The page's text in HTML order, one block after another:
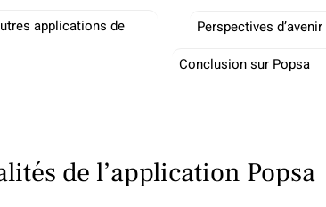
applications de
Perspectives
Conclusion sur Popsa
de l’application Popsa